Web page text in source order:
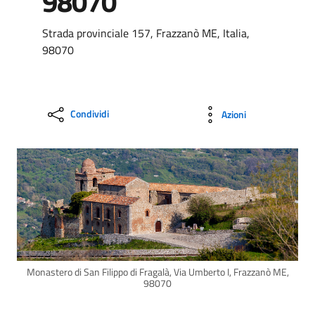
Strada provinciale 157, Frazzanò ME, Italia,
98070
Condividi Azioni
Monastero di San Filippo di Fragalà, Via Umberto I, Frazzanò ME,
98070